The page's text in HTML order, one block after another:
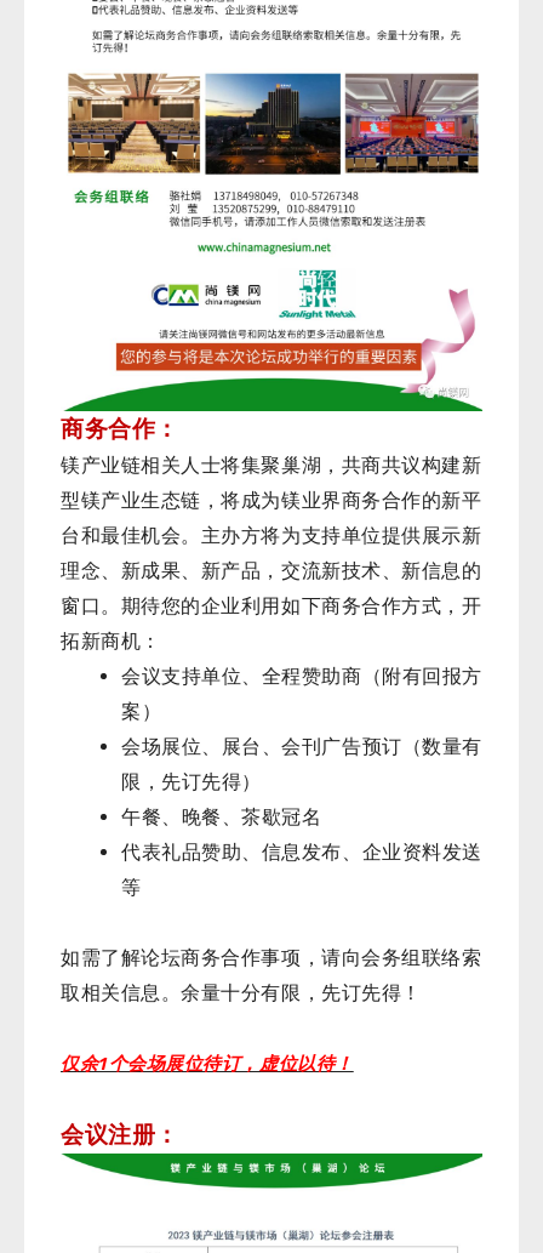
商务合作：
镁产业链相关人士将集聚巢湖，共商共议构建新
型镁产业生态链，将成为镁业界商务合作的新平
台和最佳机会。主办方将为支持单位提供展示新
理念、新成果、新产品，交流新技术、新信息的
窗口。期待您的企业利用如下商务合作方式，开
拓新商机：
会议支持单位、全程赞助商（附有回报方
案）
会场展位、展台、会刊广告预订（数量有
限，先订先得）
午餐、晚餐、茶歇冠名
代表礼品赞助、信息发布、企业资料发送
等
如需了解论坛商务合作事项，请向会务组联络索
取相关信息。余量十分有限，先订先得！
仅余1个会场展位待订，虚位以待！
会议注册：